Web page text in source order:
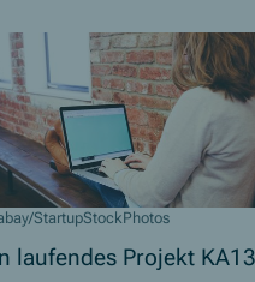
StartupStockPhotos
laufendes Projekt